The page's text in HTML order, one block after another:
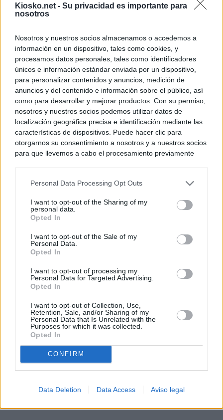
Kiosko.net - Su privacidad es importante para
nosotros
Nosotros y nuestros socios almacenamos o accedemos a
información en un dispositivo, tales como cookies, y
procesamos datos personales, tales como identificadores
únicos e información estándar enviada por un dispositivo,
para personalizar contenidos y anuncios, medición de
anuncios y del contenido e información sobre el público, así
como para desarrollar y mejorar productos. Con su permiso,
nosotros y nuestros socios podemos utilizar datos de
localización geográfica precisa e identificación mediante las
características de dispositivos. Puede hacer clic para
otorgarnos su consentimiento a nosotros y a nuestros socios
para que llevemos a cabo el procesamiento previamente
negar su consentimiento. Tenga en cuenta que algún
de su consentimiento, pero usted tiene el derecho de
rechazar tal procesamiento. Sus preferencias se aplicarán
cualquier momento entrando de nuevo en este sitio web o
visitando nuestra política de privacidad.
Personal Data Processing Opt Outs
I want to opt-out of the Sharing of my
personal data.
Opted In
I want to opt-out of the Sale of my
Personal Data.
Opted In
I want to opt-out of processing my
Personal Data for Targeted Advertising.
Opted In
I want to opt-out of Collection, Use,
Retention, Sale, and/or Sharing of my
Personal Data that Is Unrelated with the
Purposes for which it was collected.
Opted In
CONFIRM
Data Deletion Data Access Aviso legal